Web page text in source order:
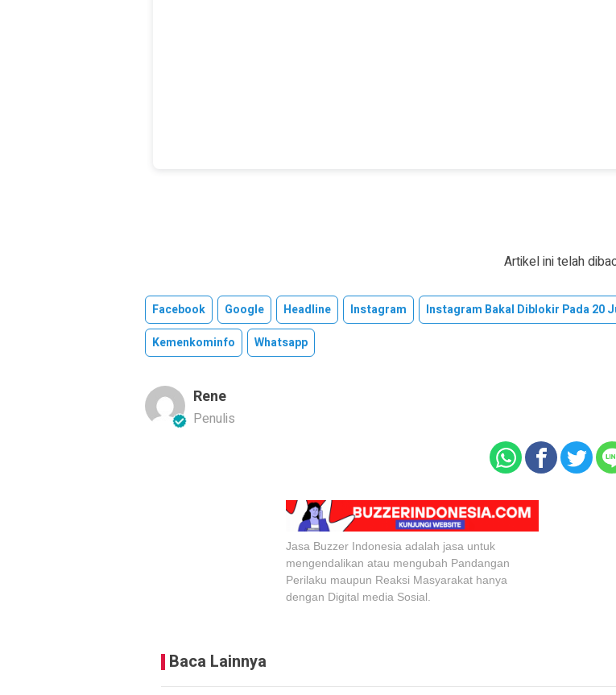
Artikel ini telah
Facebook Google Headline Instagram
Instagram Bakal Diblokir Pada 20
Kemenkominfo
Whatsapp
Rene
Penulis
Jasa Buzzer Indonesia adalah jasa untuk
mengendalikan atau mengubah Pandangan
Perilaku maupun Reaksi Masyarakat hanya
dengan Digital media Sosial.
Baca Lainnya